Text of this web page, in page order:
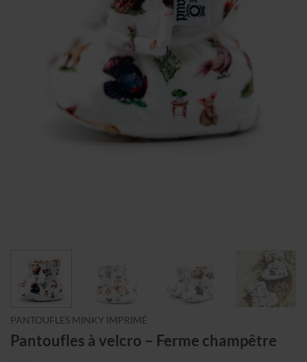
PANTOUFLES MINKY IMPRIMÉ
Pantoufles à velcro – Ferme champêtre